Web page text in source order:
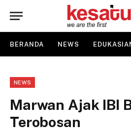
BERANDA NEWS
NEWS
Marwan Ajak IBI
Terobosan